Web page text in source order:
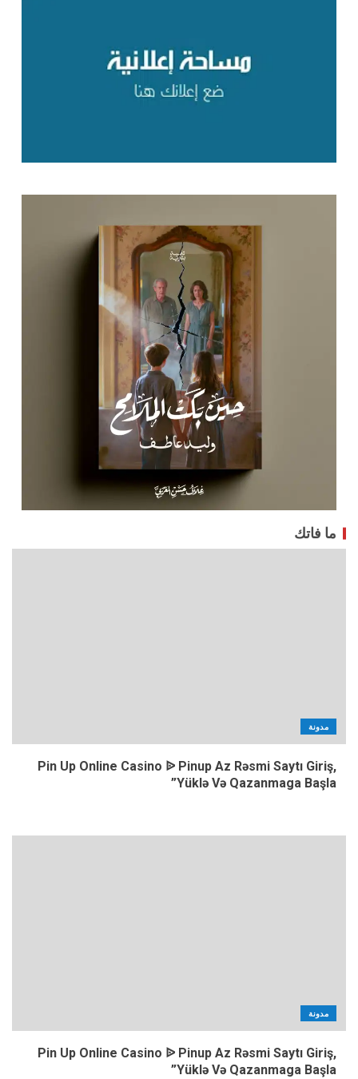
ما فاتك
مدونة
Pin Up Online Casino ᐉ Pinup Az Rəsmi Saytı Giriş,
Yüklə Və Qazanmaga Başla”
مدونة
Pin Up Online Casino ᐉ Pinup Az Rəsmi Saytı Giriş,
Yüklə Və Qazanmaga Başla”